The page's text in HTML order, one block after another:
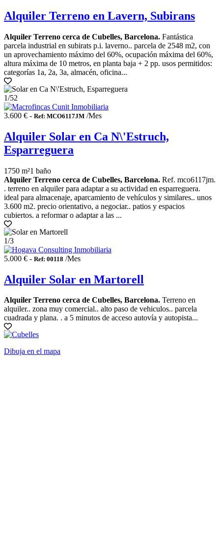
Alquiler Terreno en Lavern, Subirans
Alquiler Terreno cerca de Cubelles, Barcelona. Fantástica
parcela industrial en subirats p.i. laverno.. parcela de 2548 m2, con
un aprovechamiento máximo del 60%, ocupación máxima del 60%,
altura máxima de 10 metros, en planta baja + 2 pp. usos permitidos:
categorías 1a, 2a, 3a, almacén, oficina...
1/52
3.600 € - Ref: MCO6117JM /Mes
Alquiler Solar en Ca N\'Estruch,
Esparreguera
1750 m²1 baño
Alquiler Terreno cerca de Cubelles, Barcelona. Ref. mco6117jm.
. terreno en alquiler para adaptar a su actividad en esparreguera.
ideal para almacenaje, aparcamiento de vehículos y similares.. unos
3.600 m2. precio orientativo, a negociar.. patios y espacios
cubiertos. a reformar o adaptar a las ...
1/3
5.000 € - Ref: 00118 /Mes
Alquiler Solar en Martorell
Alquiler Terreno cerca de Cubelles, Barcelona. Terreno en
alquiler.. zona muy comercial.. alto paso de vehiculos.. parcela
cuadrada y plana. . a 5 minutos de acceso autovía y autopista...
Dibuja en el mapa